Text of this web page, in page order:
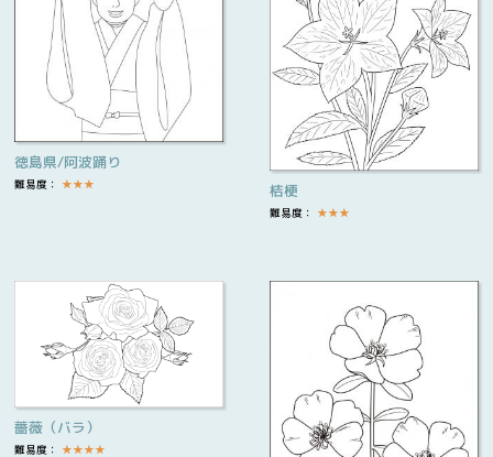
徳島県/阿波踊り
難易度： ★★★ 桔梗
難易度： ★★★
薔薇（バラ）
難易度： ★★★★